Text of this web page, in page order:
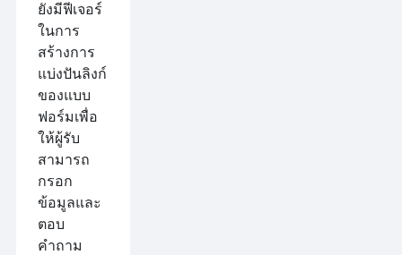
ยังมีฟีเจอร์
ในการ
สร้างการ
แบ่งปันลิงก์
ของแบบ
ฟอร์มเพื่อ
ให้ผู้รับ
สามารถ
กรอก
ข้อมูลและ
ตอบ
คำถาม